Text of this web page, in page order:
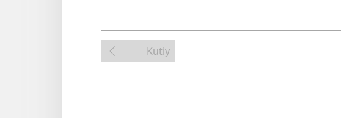
Kutiy